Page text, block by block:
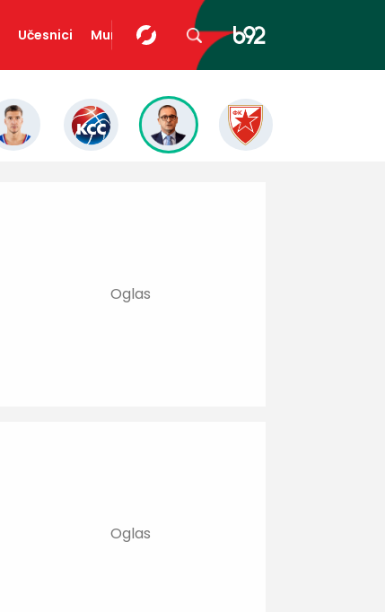
Učesnici Mundopedija